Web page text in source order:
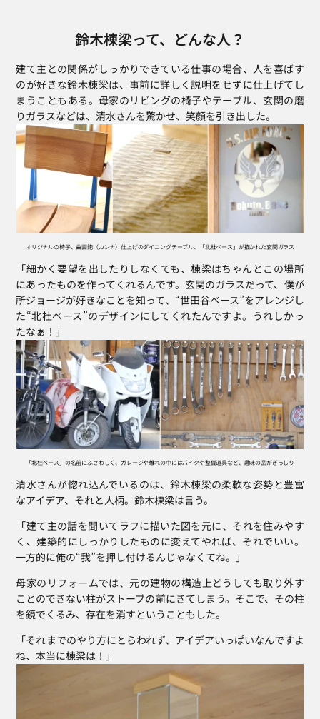
鈴木棟梁って、どんな人？
建て主との関係がしっかりできている仕事の場合、人を喜ばす
のが好きな鈴木棟梁は、事前に詳しく説明をせずに仕上げてし
まうこともある。母家のリビングの椅子やテーブル、玄関の磨
りガラスなどは、清水さんを驚かせ、笑顔を引き出した。
オリジナルの椅子、曲面鉋（カンナ）仕上げのダイニングテーブル、「北杜ベース」が描かれた玄関ガラス
「細かく要望を出したりしなくても、棟梁はちゃんとこの場所
にあったものを作ってくれるんです。玄関のガラスだって、僕が
所ジョージが好きなことを知って、“世田谷ベース”をアレンジし
た“北杜ベース”のデザインにしてくれたんですよ。うれしかっ
たなぁ！」
「北杜ベース」の名前にふさわしく、ガレージや離れの中にはバイクや整備道具など、趣味の品がぎっしり
清水さんが惚れ込んでいるのは、鈴木棟梁の柔軟な姿勢と豊富
なアイデア、それと人柄。鈴木棟梁は言う。
「建て主の話を聞いてラフに描いた図を元に、それを住みやす
く、建築的にしっかりしたものに変えてやれば、それでいい。
一方的に俺の“我”を押し付けるんじゃなくてね。」
母家のリフォームでは、元の建物の構造上どうしても取り外す
ことのできない柱がストーブの前にきてしまう。そこで、その柱
を鏡でくるみ、存在を消すということもした。
「それまでのやり方にとらわれず、アイデアいっぱいなんですよ
ね、本当に棟梁は！」